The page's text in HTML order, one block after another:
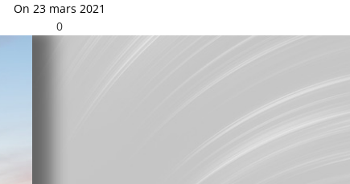
On 23 mars 2021
0